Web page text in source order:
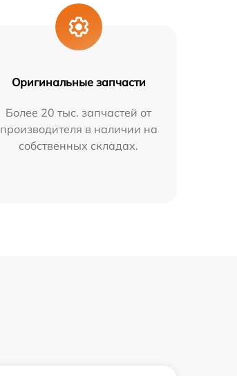
Оригинальные запчасти
Более 20 тыс. запчастей от
производителя в наличии на
собственных складах.